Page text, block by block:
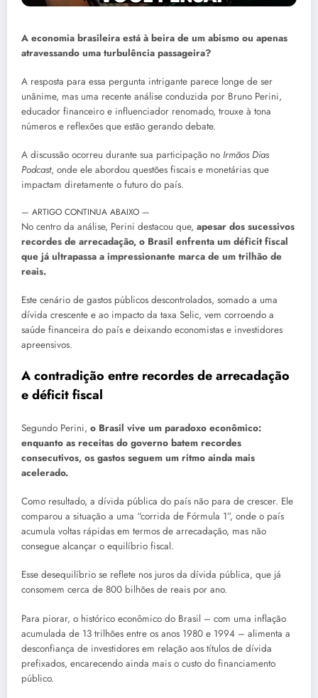
A economia brasileira está à beira de um abismo ou apenas
atravessando uma turbulência passageira?
A resposta para essa pergunta intrigante parece longe de ser
unânime, mas uma recente análise conduzida por Bruno Perini,
educador financeiro e influenciador renomado, trouxe à tona
números e reflexões que estão gerando debate.
A discussão ocorreu durante sua participação no Irmãos Dias
Podcast, onde ele abordou questões fiscais e monetárias que
impactam diretamente o futuro do país.
— ARTIGO CONTINUA ABAIXO —
No centro da análise, Perini destacou que, apesar dos sucessivos
recordes de arrecadação, o Brasil enfrenta um déficit fiscal
que já ultrapassa a impressionante marca de um trilhão de
reais.
Este cenário de gastos públicos descontrolados, somado a uma
dívida crescente e ao impacto da taxa Selic, vem corroendo a
saúde financeira do país e deixando economistas e investidores
apreensivos.
A contradição entre recordes de arrecadação
e déficit fiscal
Segundo Perini, o Brasil vive um paradoxo econômico:
enquanto as receitas do governo batem recordes
consecutivos, os gastos seguem um ritmo ainda mais
acelerado.
Como resultado, a dívida pública do país não para de crescer. Ele
comparou a situação a uma “corrida de Fórmula 1”, onde o país
acumula voltas rápidas em termos de arrecadação, mas não
consegue alcançar o equilíbrio fiscal.
Esse desequilíbrio se reflete nos juros da dívida pública, que já
consomem cerca de 800 bilhões de reais por ano.
Para piorar, o histórico econômico do Brasil – com uma inflação
acumulada de 13 trilhões entre os anos 1980 e 1994 – alimenta a
desconfiança de investidores em relação aos títulos de dívida
prefixados, encarecendo ainda mais o custo do financiamento
público.